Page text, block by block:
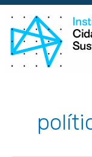
Ir
para
conteúdo